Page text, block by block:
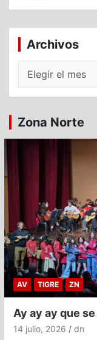
Archivos
Archivos
Zona Norte
AV TIGRE ZN
Ay ay ay que
14 julio, 2026 dn